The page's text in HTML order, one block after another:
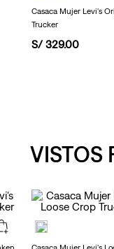
Casaca Mujer Levi's
Trucker
S/ 329.00
VISTOS